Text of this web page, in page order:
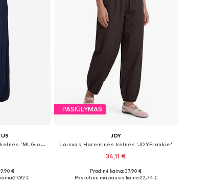
Siaurėjantis Hareminės kelnės 'MLGiovanna'
M, L, XXL
€
27,92 €
PASIŪLYMAS
JDY
Laisvas Hareminės kelnės 'JDYFrankie'
34,11 €
Galimi dydžiai: XS x 32, S x 32, M x 32
Pradinė kaina: 37,90 €
Paskutinė mažiausia kaina:22,74 €